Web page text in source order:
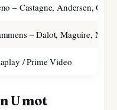
– Castagne, Andersen,
– Dalot, Maguire,
/ Prime Video
U mot